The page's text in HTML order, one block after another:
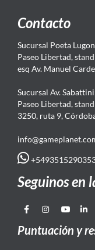
Contacto
Sucursal Poeta
Paseo Libertad,
esq Av. Manuel
Sucursal Av.
Paseo Libertad,
3250, ruta 9,
Seguinos en
Puntuación y